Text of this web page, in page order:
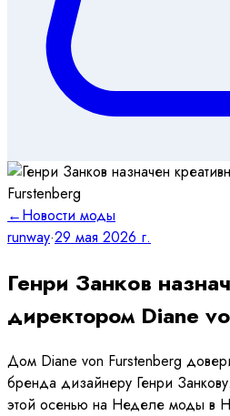
←Новости моды
runway·29 мая 2026 г.
Генри Занков
директором Diane
Дом Diane von Furstenberg
бренда дизайнеру Генри
этой осенью на Неделе моды в